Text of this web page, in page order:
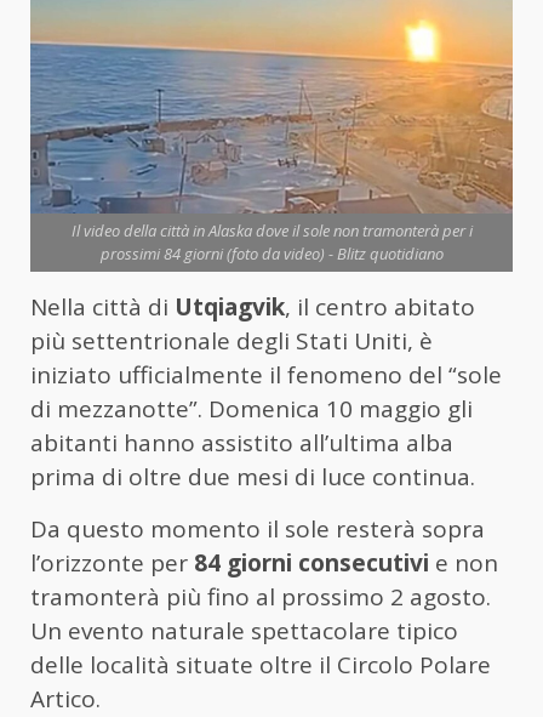
Il video della città in Alaska dove il sole non tramonterà per i
prossimi 84 giorni (foto da video) - Blitz quotidiano
Nella città di Utqiagvik, il centro abitato
più settentrionale degli Stati Uniti, è
iniziato ufficialmente il fenomeno del “sole
di mezzanotte”. Domenica 10 maggio gli
abitanti hanno assistito all’ultima alba
prima di oltre due mesi di luce continua.
Da questo momento il sole resterà sopra
l’orizzonte per 84 giorni consecutivi e non
tramonterà più fino al prossimo 2 agosto.
Un evento naturale spettacolare tipico
delle località situate oltre il Circolo Polare
Artico.